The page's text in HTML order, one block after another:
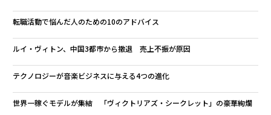
転職活動で悩んだ人のための10のアドバイス
ルイ・ヴィトン、中国3都市から撤退 売上不振が原因
テクノロジーが音楽ビジネスに与える4つの進化
世界一稼ぐモデルが集結 「ヴィクトリアズ・シークレット」の豪華絢爛